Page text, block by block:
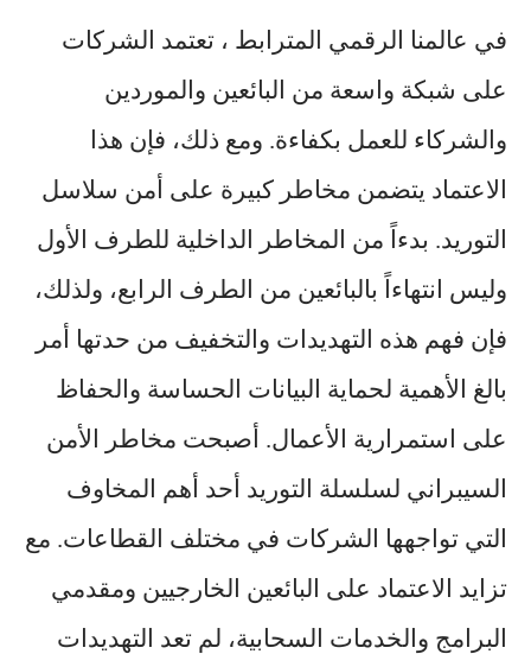
في عالمنا الرقمي المترابط ، تعتمد الشركات
على شبكة واسعة من البائعين والموردين
والشركاء للعمل بكفاءة. ومع ذلك، فإن هذا
الاعتماد يتضمن مخاطر كبيرة على أمن سلاسل
التوريد. بدءاً من المخاطر الداخلية للطرف الأول
وليس انتهاءاً بالبائعين من الطرف الرابع، ولذلك،
فإن فهم هذه التهديدات والتخفيف من حدتها أمر
بالغ الأهمية لحماية البيانات الحساسة والحفاظ
على استمرارية الأعمال. أصبحت مخاطر الأمن
السيبراني لسلسلة التوريد أحد أهم المخاوف
التي تواجهها الشركات في مختلف القطاعات. مع
تزايد الاعتماد على البائعين الخارجيين ومقدمي
البرامج والخدمات السحابية، لم تعد التهديدات